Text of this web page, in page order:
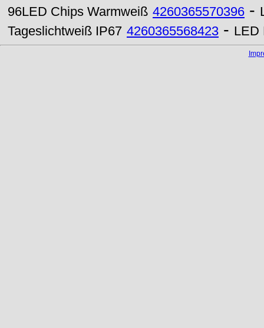
96LED Chips Warmweiß 4260365570396 -
Tageslichtweiß IP67 4260365568423 - LED